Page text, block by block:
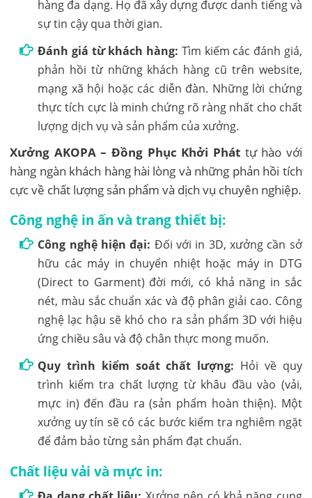
hàng đa dạng. Họ đã xây dựng được danh tiếng và
sự tin cậy qua thời gian.
Đánh giá từ khách hàng: Tìm kiếm các đánh giá,
phản hồi từ những khách hàng cũ trên website,
mạng xã hội hoặc các diễn đàn. Những lời chứng
thực tích cực là minh chứng rõ ràng nhất cho chất
lượng dịch vụ và sản phẩm của xưởng.
Xưởng AKOPA – Đồng Phục Khởi Pháttự hào với
hàng ngàn khách hàng hài lòng và những phản hồi tích
cực về chất lượng sản phẩm và dịch vụ chuyên nghiệp.
Công nghệ in ấn và trang thiết bị:
Công nghệ hiện đại: Đối với in 3D, xưởng cần sở
hữu các máy in chuyển nhiệt hoặc máy in DTG
(Direct to Garment) đời mới, có khả năng in sắc
nét, màu sắc chuẩn xác và độ phân giải cao. Công
nghệ lạc hậu sẽ khó cho ra sản phẩm 3D với hiệu
ứng chiều sâu và độ chân thực mong muốn.
Quy trình kiểm soát chất lượng: Hỏi về quy
trình kiểm tra chất lượng từ khâu đầu vào (vải,
mực in) đến đầu ra (sản phẩm hoàn thiện). Một
xưởng uy tín sẽ có các bước kiểm tra nghiêm ngặt
để đảm bảo từng sản phẩm đạt chuẩn.
Chất liệu vải và mực in: